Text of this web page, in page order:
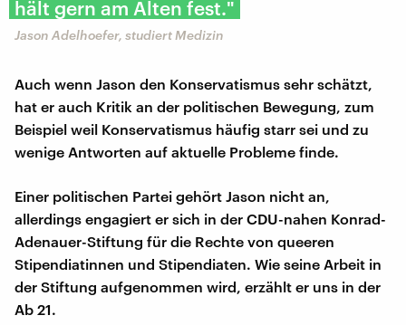
hält gern am Alten fest."
Jason Adelhoefer, studiert Medizin
Auch wenn Jason den Konservatismus sehr schätzt,
hat er auch Kritik an der politischen Bewegung, zum
Beispiel weil Konservatismus häufig starr sei und zu
wenige Antworten auf aktuelle Probleme finde.
Einer politischen Partei gehört Jason nicht an,
allerdings engagiert er sich in der CDU-nahen Konrad-
Adenauer-Stiftung für die Rechte von queeren
Stipendiatinnen und Stipendiaten. Wie seine Arbeit in
der Stiftung aufgenommen wird, erzählt er uns in der
Ab 21.